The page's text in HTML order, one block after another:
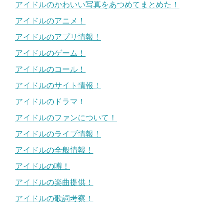
アイドルのかわいい写真をあつめてまとめた！
アイドルのアニメ！
アイドルのアプリ情報！
アイドルのゲーム！
アイドルのコール！
アイドルのサイト情報！
アイドルのドラマ！
アイドルのファンについて！
アイドルのライブ情報！
アイドルの全般情報！
アイドルの噂！
アイドルの楽曲提供！
アイドルの歌詞考察！